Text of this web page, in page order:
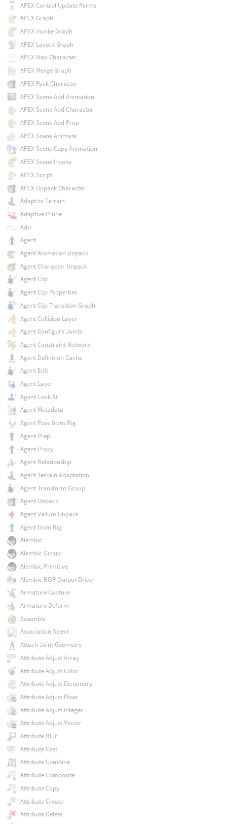
APEX Control Update Parms
APEX Graph
APEX Invoke Graph
APEX Layout Graph
APEX Map Character
APEX Merge Graph
APEX Pack Character
APEX Scene Add Animation
APEX Scene Add Character
APEX Scene Add Prop
APEX Scene Animate
APEX Scene Copy Animation
APEX Scene Invoke
APEX Script
APEX Unpack Character
Adapt to Terrain
Adaptive Prune
Add
Agent
Agent Animation Unpack
Agent Character Unpack
Agent Clip
Agent Clip Properties
Agent Clip Transition Graph
Agent Collision Layer
Agent Configure Joints
Agent Constraint Network
Agent Definition Cache
Agent Edit
Agent Layer
Agent Look At
Agent Metadata
Agent Pose from Rig
Agent Prep
Agent Proxy
Agent Relationship
Agent Terrain Adaptation
Agent Transform Group
Agent Unpack
Agent Vellum Unpack
Agent from Rig
Alembic
Alembic Group
Alembic Primitive
Alembic ROP Output Driver
Armature Capture
Armature Deform
Assemble
Association Select
Attach Joint Geometry
Attribute Adjust Array
Attribute Adjust Color
Attribute Adjust Dictionary
Attribute Adjust Float
Attribute Adjust Integer
Attribute Adjust Vector
Attribute Blur
Attribute Cast
Attribute Combine
Attribute Composite
Attribute Copy
Attribute Create
Attribute Delete